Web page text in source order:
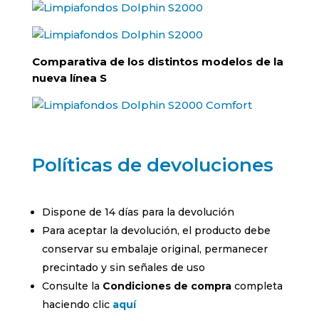
Comparativa de los distintos modelos de la
nueva línea S
Políticas de devoluciones
Dispone de 14 días para la devolución
Para aceptar la devolución, el producto debe
conservar su embalaje original, permanecer
precintado y sin señales de uso
Consulte la Condiciones de compracompleta
haciendo clic aquí